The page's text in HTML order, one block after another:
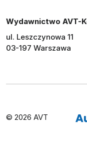
Wydawnictwo AVT-
ul. Leszczynowa 11
03-197 Warszawa
© 2026 AVT